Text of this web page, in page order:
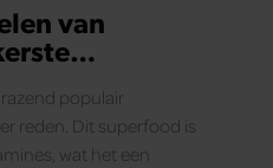
website blijft gebruiken.
van
populair
reden. Dit superfood is
wat het een